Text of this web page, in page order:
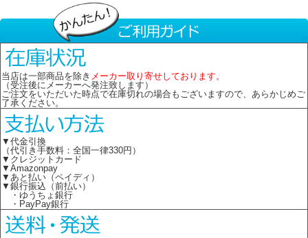
当店は一部商品を除き メーカー取り寄せしております。
（受注後にメーカーへ発注致します）
ご注文をいただいた時点で在庫切れの場合もございますので、あらかじめご
了承ください。
▼代金引換
（代引き手数料：全国一律330円）
▼クレジットカード
▼Amazonpay
▼あと払い（ペイディ）
▼銀行振込（前払い）
・ゆうちょ銀行
・PayPay銀行